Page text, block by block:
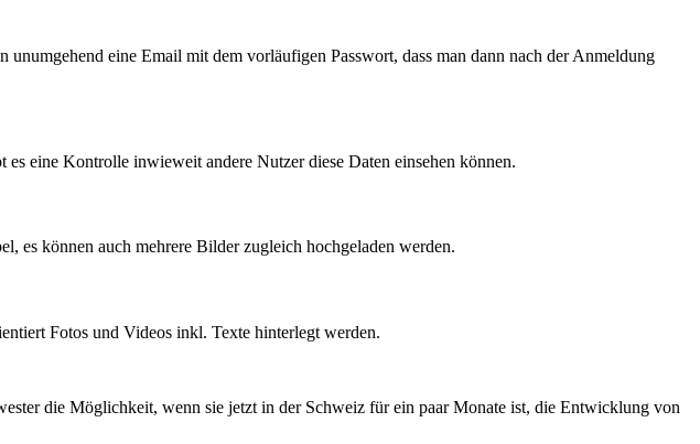
eine Email mit dem vorläufigen Passwort, dass man dann nach der Anmeldung
eine Kontrolle inwieweit andere Nutzer diese Daten einsehen können.
es können auch mehrere Bilder zugleich hochgeladen werden.
Fotos und Videos inkl. Texte hinterlegt werden.
die Möglichkeit, wenn sie jetzt in der Schweiz für ein paar Monate ist, die Entwicklung von